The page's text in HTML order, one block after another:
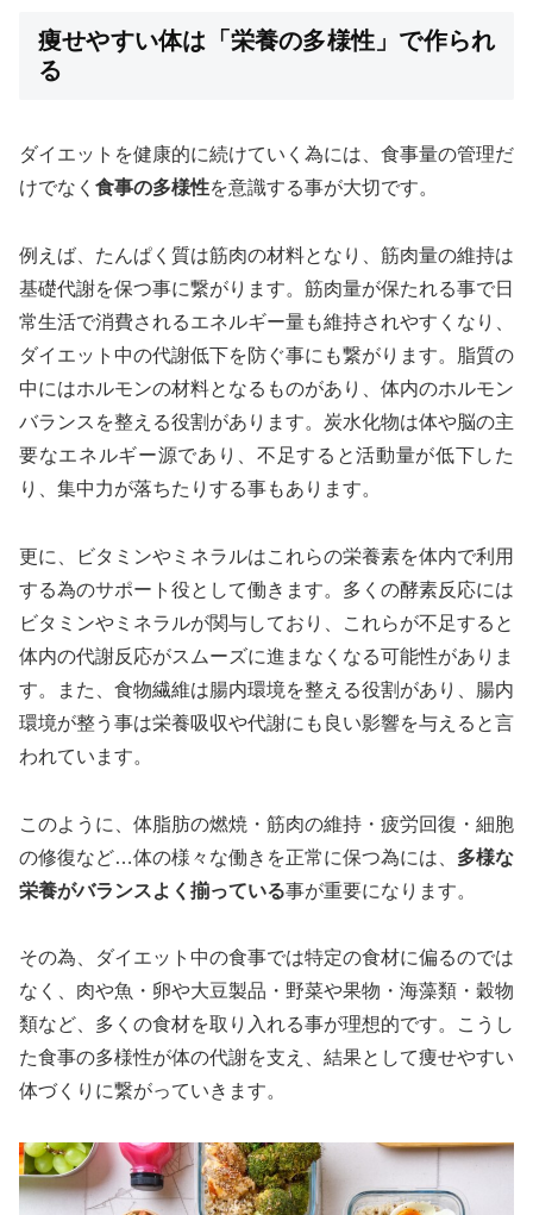
痩せやすい体は「栄養の多様性」で作られ
る
ダイエットを健康的に続けていく為には、食事量の管理だ
けでなく 食事の多様性を意識する事が大切です。
例えば、たんぱく質は筋肉の材料となり、筋肉量の維持は
基礎代謝を保つ事に繋がります。筋肉量が保たれる事で日
常生活で消費されるエネルギー量も維持されやすくなり、
ダイエット中の代謝低下を防ぐ事にも繋がります。脂質の
中にはホルモンの材料となるものがあり、体内のホルモン
バランスを整える役割があります。炭水化物は体や脳の主
要なエネルギー源であり、不足すると活動量が低下した
り、集中力が落ちたりする事もあります。
更に、ビタミンやミネラルはこれらの栄養素を体内で利用
する為のサポート役として働きます。多くの酵素反応には
ビタミンやミネラルが関与しており、これらが不足すると
体内の代謝反応がスムーズに進まなくなる可能性がありま
す。また、食物繊維は腸内環境を整える役割があり、腸内
環境が整う事は栄養吸収や代謝にも良い影響を与えると言
われています。
このように、体脂肪の燃焼・筋肉の維持・疲労回復・細胞
の修復など…体の様々な働きを正常に保つ為には、 多様な
栄養がバランスよく揃っている事が重要になります。
その為、ダイエット中の食事では特定の食材に偏るのでは
なく、肉や魚・卵や大豆製品・野菜や果物・海藻類・穀物
類など、多くの食材を取り入れる事が理想的です。こうし
た食事の多様性が体の代謝を支え、結果として痩せやすい
体づくりに繋がっていきます。